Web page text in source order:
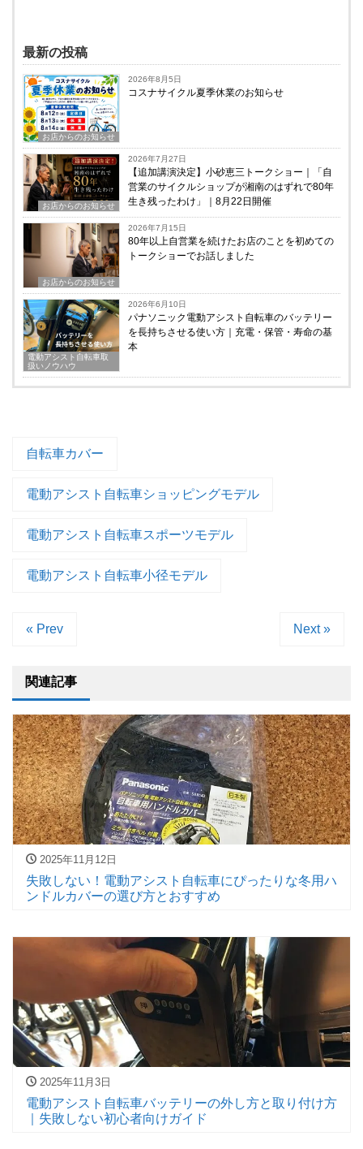
最新の投稿
お店からのお知らせ
2026年8月5日
コスナサイクル夏季休業のお知らせ
お店からのお知らせ
2026年7月27日
【追加講演決定】小砂恵三トークショー｜「自
営業のサイクルショップが湘南のはずれで80年
生き残ったわけ」｜8月22日開催
お店からのお知らせ
2026年7月15日
80年以上自営業を続けたお店のことを初めての
トークショーでお話しました
電動アシスト自転車取
扱いノウハウ
2026年6月10日
パナソニック電動アシスト自転車のバッテリー
を長持ちさせる使い方｜充電・保管・寿命の基
本
自転車カバー
電動アシスト自転車ショッピングモデル
電動アシスト自転車スポーツモデル
電動アシスト自転車小径モデル
« Prev Next »
関連記事
2025年11月12日
失敗しない！電動アシスト自転車にぴったりな冬用ハ
ンドルカバーの選び方とおすすめ
2025年11月3日
電動アシスト自転車バッテリーの外し方と取り付け方
｜失敗しない初心者向けガイド